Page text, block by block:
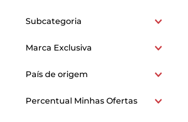
Subcategoria
Marca Exclusiva
País de origem
Percentual Minhas Ofertas